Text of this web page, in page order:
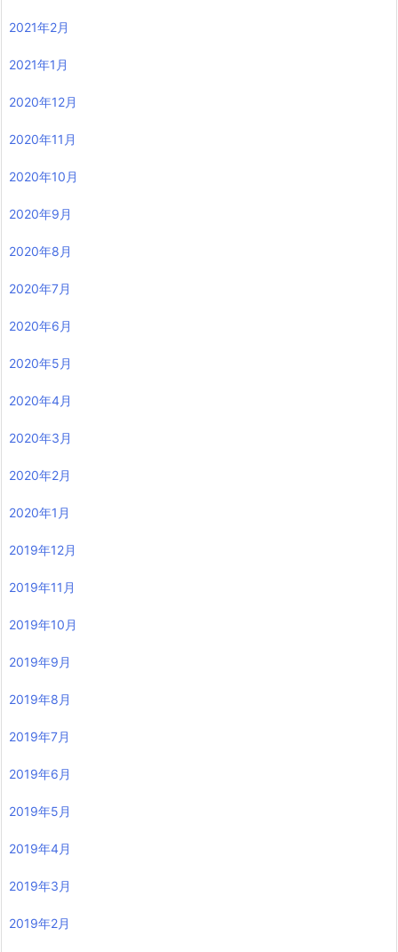
2021年2月
2021年1月
2020年12月
2020年11月
2020年10月
2020年9月
2020年8月
2020年7月
2020年6月
2020年5月
2020年4月
2020年3月
2020年2月
2020年1月
2019年12月
2019年11月
2019年10月
2019年9月
2019年8月
2019年7月
2019年6月
2019年5月
2019年4月
2019年3月
2019年2月